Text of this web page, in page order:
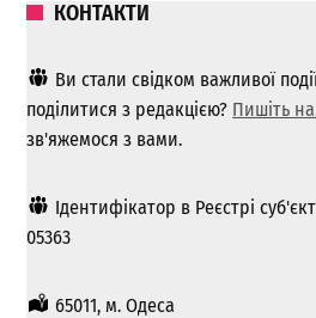
КОНТАКТИ
Ви стали свідком важливої
поділитися з редакцією? Пишіть
зв'яжемося з вами.
Ідентифікатор в Реєстрі
05363
65011, м. Одеса